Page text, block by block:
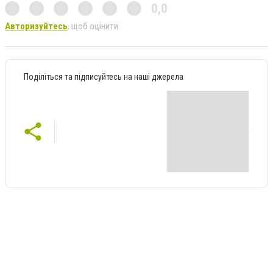
0,0
Авторизуйтесь, щоб оцінити
Поділіться та підписуйтесь на наші джерела